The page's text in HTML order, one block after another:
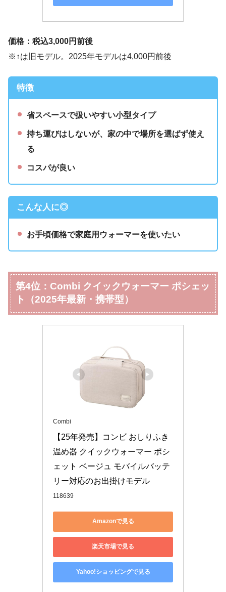
価格：税込3,000円前後
※↑は旧モデル。2025年モデルは4,000円前後
特徴
省スペースで扱いやすい小型タイプ
持ち運びはしないが、家の中で場所を選ばず使え
る
コスパが良い
こんな人に◎
お手頃価格で家庭用ウォーマーを使いたい
第4位：Combi クイックウォーマー ポシェッ
ト（2025年最新・携帯型）
Combi
【25年発売】コンビ おしりふき
温め器 クイックウォーマー ポシ
ェット ベージュ モバイルバッテ
リー対応のお出掛けモデル
118639
Amazonで見る
楽天市場で見る
Yahoo!ショッピングで見る